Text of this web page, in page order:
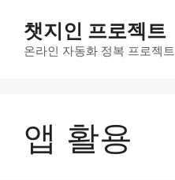
챗지인 프로젝트
온라인 자동화 정복 프로젝트
앱 활용